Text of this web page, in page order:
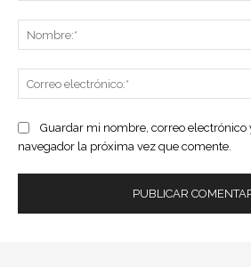
Guardar mi nombre, correo electrónico
navegador la próxima vez que comente.